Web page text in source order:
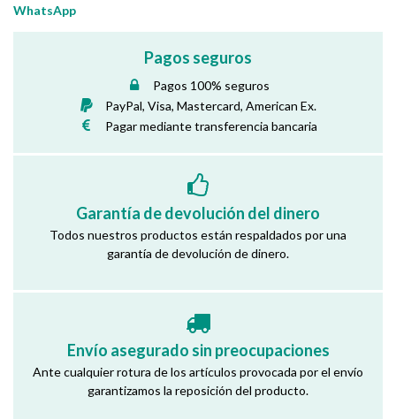
WhatsApp
Pagos seguros
Pagos 100% seguros
PayPal, Visa, Mastercard, American Ex.
Pagar mediante transferencia bancaria
Garantía de devolución del dinero
Todos nuestros productos están respaldados por una
garantía de devolución de dinero.
Envío asegurado sin preocupaciones
Ante cualquier rotura de los artículos provocada por el envío
garantizamos la reposición del producto.